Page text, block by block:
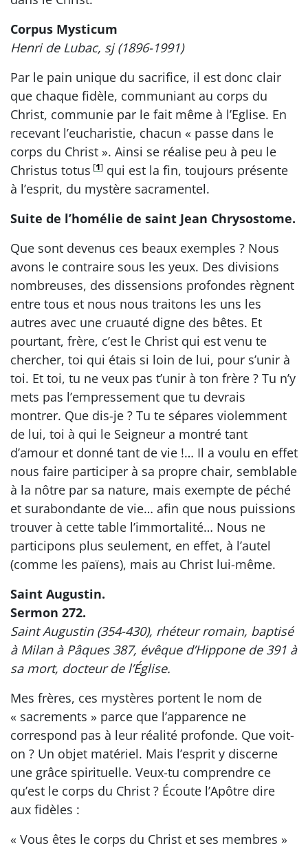
Corpus Mysticum
Henri de Lubac, sj (1896-1991)
Par le pain unique du sacrifice, il est donc clair
que chaque fidèle, communiant au corps du
Christ, communie par le fait même à l’Eglise. En
recevant l’eucharistie, chacun « passe dans le
corps du Christ ». Ainsi se réalise peu à peu le
Christus totus [1] qui est la fin, toujours présente
à l’esprit, du mystère sacramentel.
Suite de l’homélie de saint Jean Chrysostome.
Que sont devenus ces beaux exemples ? Nous
avons le contraire sous les yeux. Des divisions
nombreuses, des dissensions profondes règnent
entre tous et nous nous traitons les uns les
autres avec une cruauté digne des bêtes. Et
pourtant, frère, c’est le Christ qui est venu te
chercher, toi qui étais si loin de lui, pour s’unir à
toi. Et toi, tu ne veux pas t’unir à ton frère ? Tu n’y
mets pas l’empressement que tu devrais
montrer. Que dis-je ? Tu te sépares violemment
de lui, toi à qui le Seigneur a montré tant
d’amour et donné tant de vie !… Il a voulu en effet
nous faire participer à sa propre chair, semblable
à la nôtre par sa nature, mais exempte de péché
et surabondante de vie… afin que nous puissions
trouver à cette table l’immortalité… Nous ne
participons plus seulement, en effet, à l’autel
(comme les païens), mais au Christ lui-même.
Saint Augustin.
Sermon 272.
Saint Augustin (354-430), rhéteur romain, baptisé
à Milan à Pâques 387, évêque d’Hippone de 391 à
sa mort, docteur de l’Église.
Mes frères, ces mystères portent le nom de
« sacrements » parce que l’apparence ne
correspond pas à leur réalité profonde. Que voit-
on ? Un objet matériel. Mais l’esprit y discerne
une grâce spirituelle. Veux-tu comprendre ce
qu’est le corps du Christ ? Écoute l’Apôtre dire
aux fidèles :
« Vous êtes le corps du Christ et ses membres »